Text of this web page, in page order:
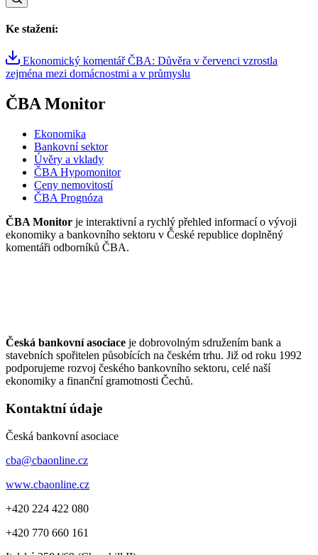
Ke stažení:
Ekonomický komentář ČBA: Důvěra v červenci vzrostla
zejména mezi domácnostmi a v průmyslu
ČBA Monitor
Ekonomika
Bankovní sektor
Úvěry a vklady
ČBA Hypomonitor
Ceny nemovitostí
ČBA Prognóza
ČBA Monitor je interaktivní a rychlý přehled informací o vývoji
ekonomiky a bankovního sektoru v České republice doplněný
komentáři odborníků ČBA.
Česká bankovní asociace je dobrovolným sdružením bank a
stavebních spořitelen působících na českém trhu. Již od roku 1992
podporujeme rozvoj českého bankovního sektoru, celé naší
ekonomiky a finanční gramotnosti Čechů.
Kontaktní údaje
Česká bankovní asociace
cba@cbaonline.cz
www.cbaonline.cz
+420 224 422 080
+420 770 660 161